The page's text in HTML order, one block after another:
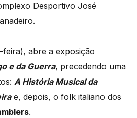
Desportivo José
feira), abre a exposição
e da Guerra, precedendo uma
A História Musical da
e, depois, o folk italiano dos
.